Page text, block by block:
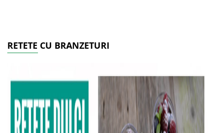
RETETE CU BRANZETURI